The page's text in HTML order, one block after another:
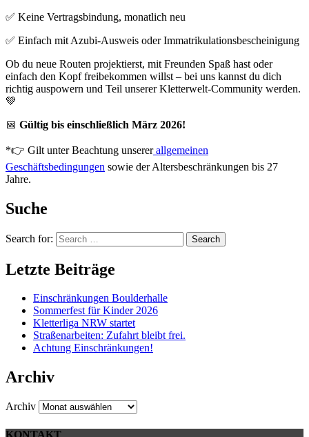
✅ Keine Vertragsbindung, monatlich neu
✅ Einfach mit Azubi-Ausweis oder Immatrikulationsbescheinigung
Ob du neue Routen projektierst, mit Freunden Spaß hast oder
einfach den Kopf freibekommen willst – bei uns kannst du dich
richtig auspowern und Teil unserer Kletterwelt-Community werden.
💚
📅 Gültig bis einschließlich März 2026!
*👉 Gilt unter Beachtung unsererallgemeinen
Geschäftsbedingungen sowie der Altersbeschränkungen bis 27
Jahre.
Suche
Search for: Search
Letzte Beiträge
Einschränkungen Boulderhalle
Sommerfest für Kinder 2026
Kletterliga NRW startet
Straßenarbeiten: Zufahrt bleibt frei.
Achtung Einschränkungen!
Archiv
Archiv
KONTAKT